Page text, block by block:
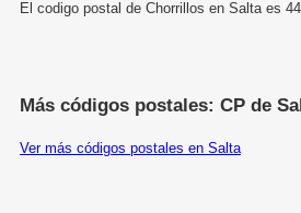
El codigo postal de Chorrillos en Salta es
Más códigos postales: CP de
Ver más códigos postales en Salta